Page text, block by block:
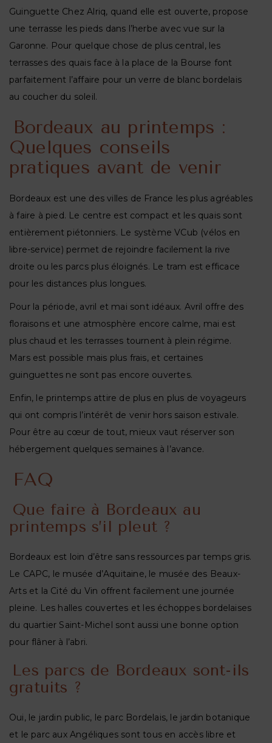
Guinguette Chez Alriq, quand elle est ouverte, propose
une terrasse les pieds dans l’herbe avec vue sur la
Garonne. Pour quelque chose de plus central, les
terrasses des quais face à la place de la Bourse font
parfaitement l’affaire pour un verre de blanc bordelais
au coucher du soleil.
Bordeaux au printemps :
Quelques conseils
pratiques avant de venir
Bordeaux est une des villes de France les plus agréables
à faire à pied. Le centre est compact et les quais sont
entièrement piétonniers. Le système VCub (vélos en
libre-service) permet de rejoindre facilement la rive
droite ou les parcs plus éloignés. Le tram est efficace
pour les distances plus longues.
Pour la période, avril et mai sont idéaux. Avril offre des
floraisons et une atmosphère encore calme, mai est
plus chaud et les terrasses tournent à plein régime.
Mars est possible mais plus frais, et certaines
guinguettes ne sont pas encore ouvertes.
Enfin, le printemps attire de plus en plus de voyageurs
qui ont compris l’intérêt de venir hors saison estivale.
Pour être au cœur de tout, mieux vaut réserver son
hébergement quelques semaines à l’avance.
FAQ
Que faire à Bordeaux au
printemps s’il pleut ?
Bordeaux est loin d’être sans ressources par temps gris.
Le CAPC, le musée d’Aquitaine, le musée des Beaux-
Arts et la Cité du Vin offrent facilement une journée
pleine. Les halles couvertes et les échoppes bordelaises
du quartier Saint-Michel sont aussi une bonne option
pour flâner à l’abri.
Les parcs de Bordeaux sont-ils
gratuits ?
Oui, le jardin public, le parc Bordelais, le jardin botanique
et le parc aux Angéliques sont tous en accès libre et